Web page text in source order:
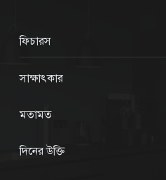
ফিচারস
সাক্ষাৎকার
মতামত
দিনের উক্তি